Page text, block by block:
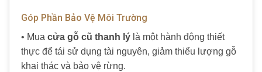
Góp Phần Bảo Vệ Môi Trường
• Mua cửa gỗ cũ thanh lý là một hành động thiết
thực để tái sử dụng tài nguyên, giảm thiểu lượng gỗ
khai thác và bảo vệ rừng.